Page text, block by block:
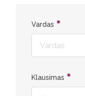
Vardas
Klausimas